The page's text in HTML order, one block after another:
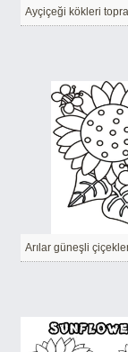
Ayçiçeği kökleri
Arılar güneşli